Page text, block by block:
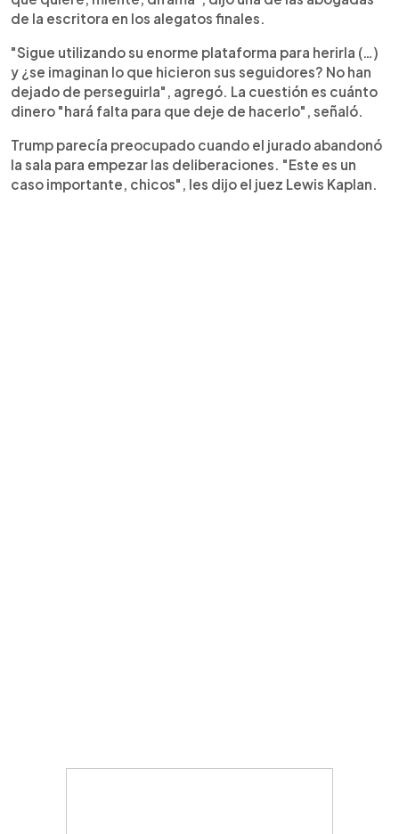
de la escritora en los alegatos finales.
"Sigue utilizando su enorme plataforma para herirla (…)
y ¿se imaginan lo que hicieron sus seguidores? No han
dejado de perseguirla", agregó. La cuestión es cuánto
dinero "hará falta para que deje de hacerlo", señaló.
Trump parecía preocupado cuando el jurado abandonó
la sala para empezar las deliberaciones. "Este es un
caso importante, chicos", les dijo el juez Lewis Kaplan.